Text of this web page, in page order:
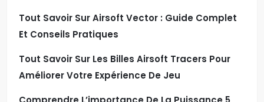
Tout Savoir Sur Airsoft Vector : Guide Complet
Et Conseils Pratiques
Tout Savoir Sur Les Billes Airsoft Tracers Pour
Améliorer Votre Expérience De Jeu